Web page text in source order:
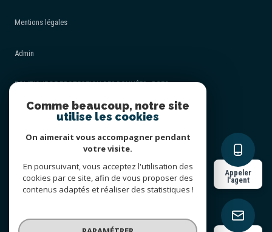
Appeler
l'agent
Mentions légales
Admin
POLITIQUE DE PROTECTION DES DONNÉES - RGPD
Nos honoraires
Cookies
© 2026 | Tous droits réservés
Comme beaucoup, notre site
utilise les cookies
On aimerait vous accompagner pendant
votre visite.
En poursuivant, vous acceptez l'utilisation des
cookies par ce site, afin de vous proposer des
contenus adaptés et réaliser des statistiques !